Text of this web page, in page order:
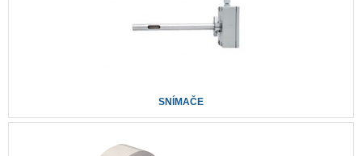
SNÍMAČE